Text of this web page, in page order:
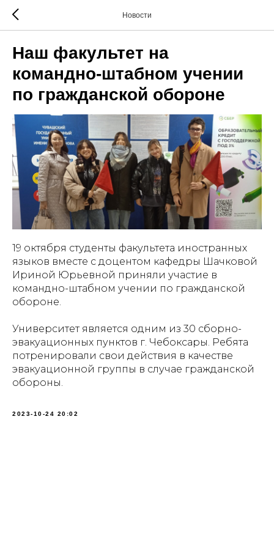
Новости
Наш факультет на
командно-штабном учении
по гражданской обороне
19 октября студенты факультета иностранных
языков вместе с доцентом кафедры Шачковой
Ириной Юрьевной приняли участие в
командно-штабном учении по гражданской
обороне.
Университет является одним из 30 сборно-
эвакуационных пунктов г. Чебоксары. Ребята
потренировали свои действия в качестве
эвакуационной группы в случае гражданской
обороны.
2023-10-24 20:02